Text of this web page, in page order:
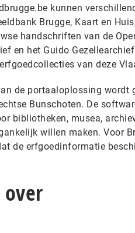
kunnen
Brugge, Kaart en
handschriften van de
en het Guido
van deze
de portaaloplossing
Bunschoten. De
bibliotheken, musea,
willen maken. Voor
de erfgoedinformatie